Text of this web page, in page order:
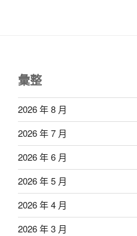
彙整
2026 年 8 月
2026 年 7 月
2026 年 6 月
2026 年 5 月
2026 年 4 月
2026 年 3 月